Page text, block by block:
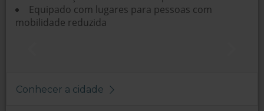
Equipado com lugares para pessoas com
mobilidade reduzida
Conhecer a cidade